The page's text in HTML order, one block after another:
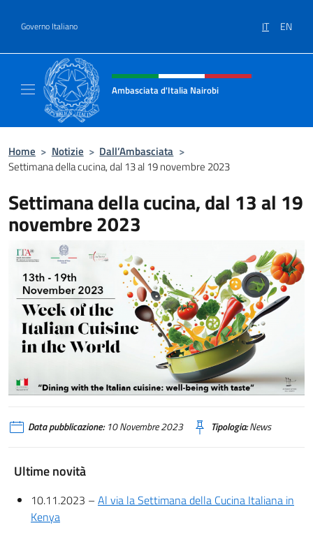
Governo Italiano IT EN
Intestazione sito, social e menù
Ambasciata d'Italia Nairobi
Home > Notizie > Dall’Ambasciata >
Settimana della cucina, dal 13 al 19 novembre 2023
Settimana della cucina, dal 13 al 19
novembre 2023
Data pubblicazione:10 Novembre 2023 Tipologia:News
Ultime novità
10.11.2023 – Al via la Settimana della Cucina Italiana in
Kenya